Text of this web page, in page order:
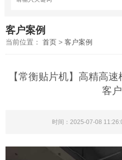
客户案例
当前位置：首页 >客户案例
【常衡贴片机】高精高
客户
时间：2025-07-08